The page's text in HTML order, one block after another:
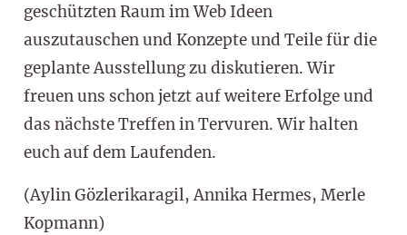
geschützten Raum im Web Ideen
auszutauschen und Konzepte und Teile für die
geplante Ausstellung zu diskutieren. Wir
freuen uns schon jetzt auf weitere Erfolge und
das nächste Treffen in Tervuren. Wir halten
euch auf dem Laufenden.
(Aylin Gözlerikaragil, Annika Hermes, Merle
Kopmann)